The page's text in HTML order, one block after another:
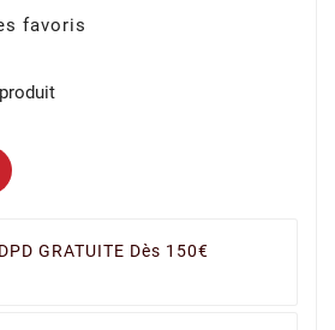
favoris
GRATUITE Dès 150€